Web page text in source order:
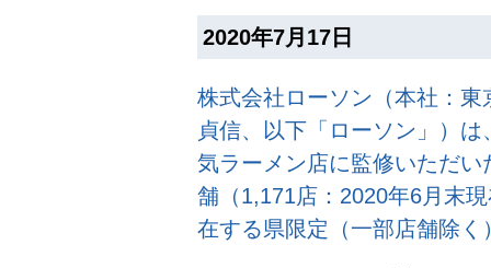
2020年7月17日
株式会社ローソン（本社：
貞信、以下「ローソン」）
気ラーメン店に監修いただ
舗（1,171店：2020年6月末
在する県限定（一部店舗除く